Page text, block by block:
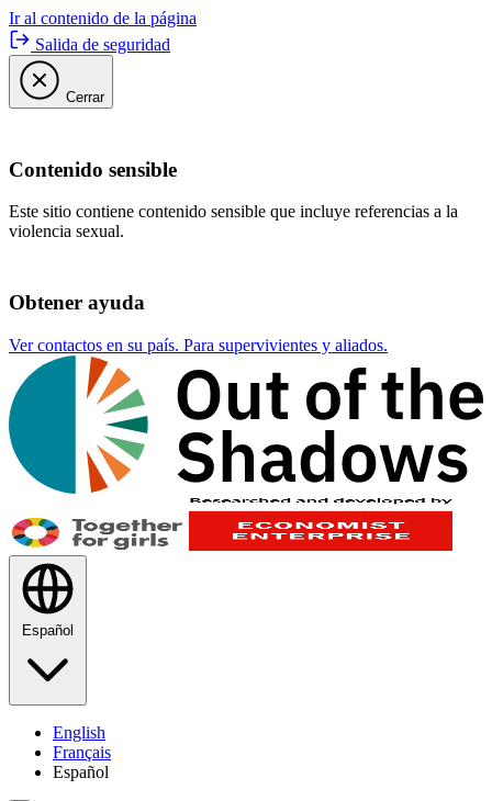
Ir al contenido de la página
Salida de seguridad
Cerrar
Contenido sensible
Este sitio contiene contenido sensible que incluye referencias a la
violencia sexual.
Obtener ayuda
Ver contactos en su país. Para supervivientes y aliados.
Español
English
Français
Español